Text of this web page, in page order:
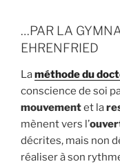
…PAR LA
EHRENFRIED
Laméthode du
conscience de soi
mouvementet la
mènent vers l’
décrites, mais non
réaliser à son